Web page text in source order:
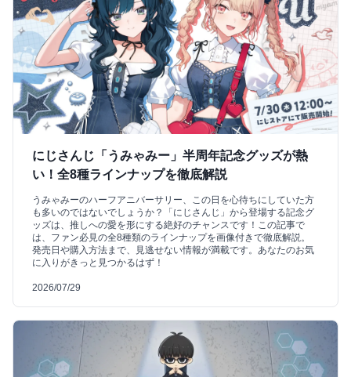
にじさんじ「うみゃみー」半周年記念グッズが熱
い！全8種ラインナップを徹底解説
うみゃみーのハーフアニバーサリー、この日を心待ちにしていた方
も多いのではないでしょうか？「にじさんじ」から登場する記念グ
ッズは、推しへの愛を形にする絶好のチャンスです！この記事で
は、ファン必見の全8種類のラインナップを画像付きで徹底解説。
発売日や購入方法まで、見逃せない情報が満載です。あなたのお気
に入りがきっと見つかるはず！
2026/07/29